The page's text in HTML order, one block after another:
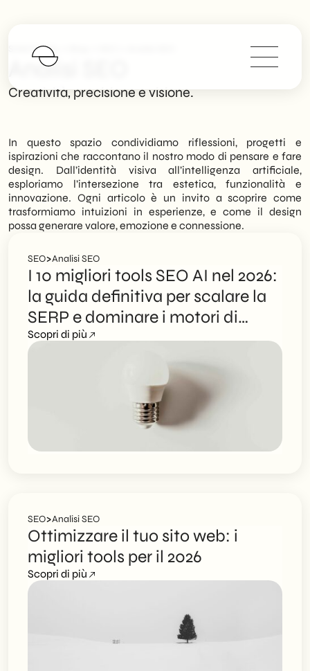
SHM Studio
Analisi SEO
Creatività, precisione e visione.
In questo spazio condividiamo riflessioni, progetti e
ispirazioni che raccontano il nostro modo di pensare e fare
design. Dall’identità visiva all’intelligenza artificiale,
esploriamo l’intersezione tra estetica, funzionalità e
innovazione. Ogni articolo è un invito a scoprire come
trasformiamo intuizioni in esperienze, e come il design
possa generare valore, emozione e connessione.
SEO>Analisi SEO
I 10 migliori tools SEO AI nel 2026:
la guida definitiva per scalare la
SERP e dominare i motori di
ricerca
Scopri di più
SEO>Analisi SEO
Ottimizzare il tuo sito web: i
migliori tools per il 2026
Scopri di più